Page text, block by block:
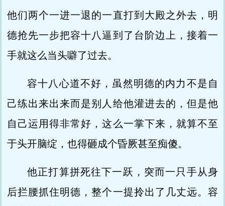
他们两个一进一退的一直打到大殿之外去，明
德抢先一步把容十八逼到了台阶边上，接着一
手就这么当头噼了过去。
容十八心道不好，虽然明德的内力不是自
己练出来出来而是别人给他灌进去的，但是他
自己运用得非常好，这么一掌下来，就算不至
于头开脑绽，也得砸成个昏厥甚至痴傻。
他正打算拼死往下一跃，突而一只手从身
后拦腰抓住明德，整个一提拎出了几丈远。容